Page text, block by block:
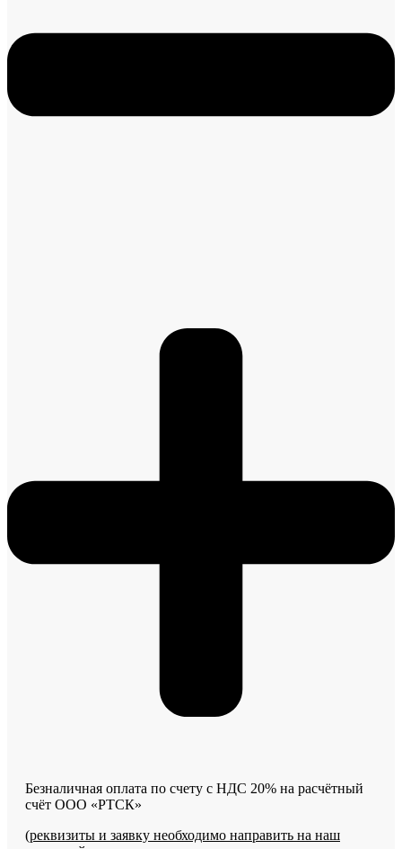
Безналичная оплата по счету с НДС 20% на расчётный
счёт ООО «РТСК»
(реквизиты и заявку необходимо направить на наш